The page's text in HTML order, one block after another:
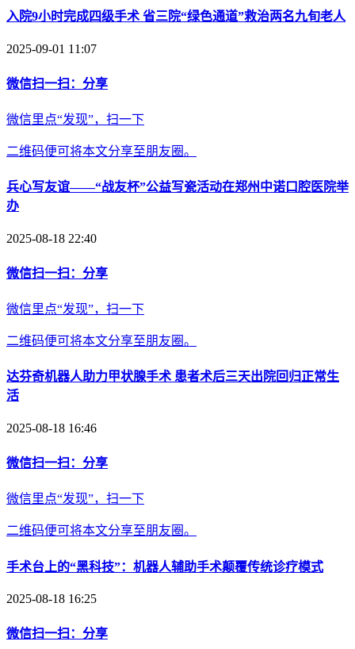
入院9小时完成四级手术 省三院“绿色通道”救治两名九旬老人
2025-09-01 11:07
微信扫一扫：分享
微信里点“发现”，扫一下
二维码便可将本文分享至朋友圈。
兵心写友谊——“战友杯”公益写瓷活动在郑州中诺口腔医院举
办
2025-08-18 22:40
微信扫一扫：分享
微信里点“发现”，扫一下
二维码便可将本文分享至朋友圈。
达芬奇机器人助力甲状腺手术 患者术后三天出院回归正常生
活
2025-08-18 16:46
微信扫一扫：分享
微信里点“发现”，扫一下
二维码便可将本文分享至朋友圈。
手术台上的“黑科技”：机器人辅助手术颠覆传统诊疗模式
2025-08-18 16:25
微信扫一扫：分享